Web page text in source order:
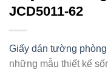
JCD5011-62
Giấy dán tường
những mẫu thiết kế